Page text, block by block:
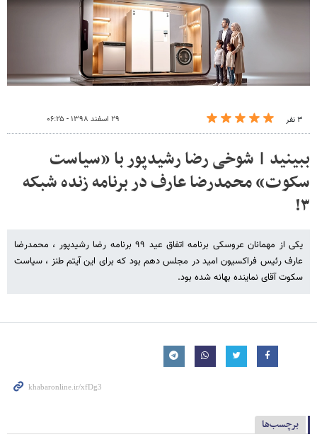
۳ نفر ۲۹ اسفند ۱۳۹۸ - ۰۶:۲۵
ببینید | شوخی رضا رشیدپور با «سیاست
سکوت» محمدرضا عارف در برنامه زنده شبکه
۳!
یکی از مهمانان عروسکی برنامه اتفاق عید ۹۹ برنامه رضا رشیدپور ، محمدرضا
عارف رئیس فراکسیون امید در مجلس دهم بود که برای این آیتم طنز ، سیاست
سکوت آقای نماینده بهانه شده بود.
برچسب‌ها